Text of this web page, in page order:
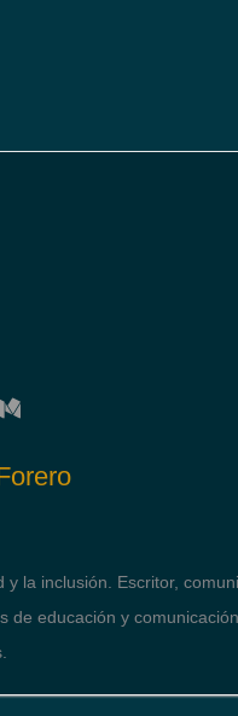
la inclusión. Escritor,
de educación y comunicación